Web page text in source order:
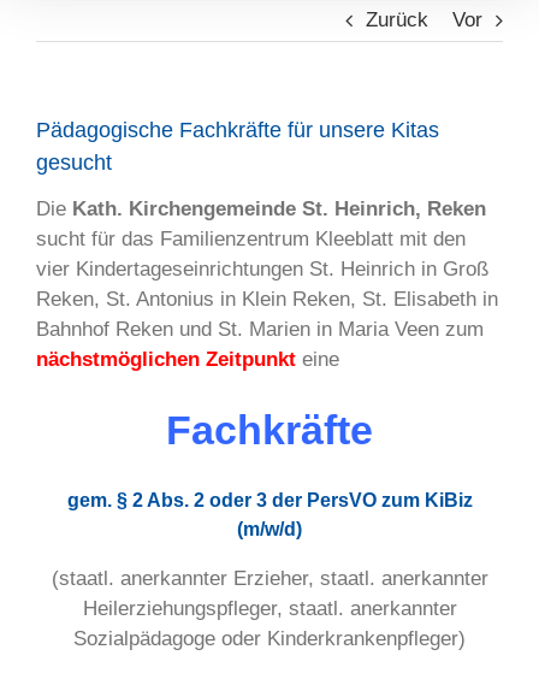
Zurück Vor
Pädagogische Fachkräfte für unsere Kitas
gesucht
Die Kath. Kirchengemeinde St. Heinrich, Reken
sucht für das Familienzentrum Kleeblatt mit den
vier Kindertageseinrichtungen St. Heinrich in Groß
Reken, St. Antonius in Klein Reken, St. Elisabeth in
Bahnhof Reken und St. Marien in Maria Veen zum
nächstmöglichen Zeitpunkteine
Fachkräfte
gem. § 2 Abs. 2 oder 3 der PersVO zum KiBiz
(m/w/d)
(staatl. anerkannter Erzieher, staatl. anerkannter
Heilerziehungspfleger, staatl. anerkannter
Sozialpädagoge oder Kinderkrankenpfleger)